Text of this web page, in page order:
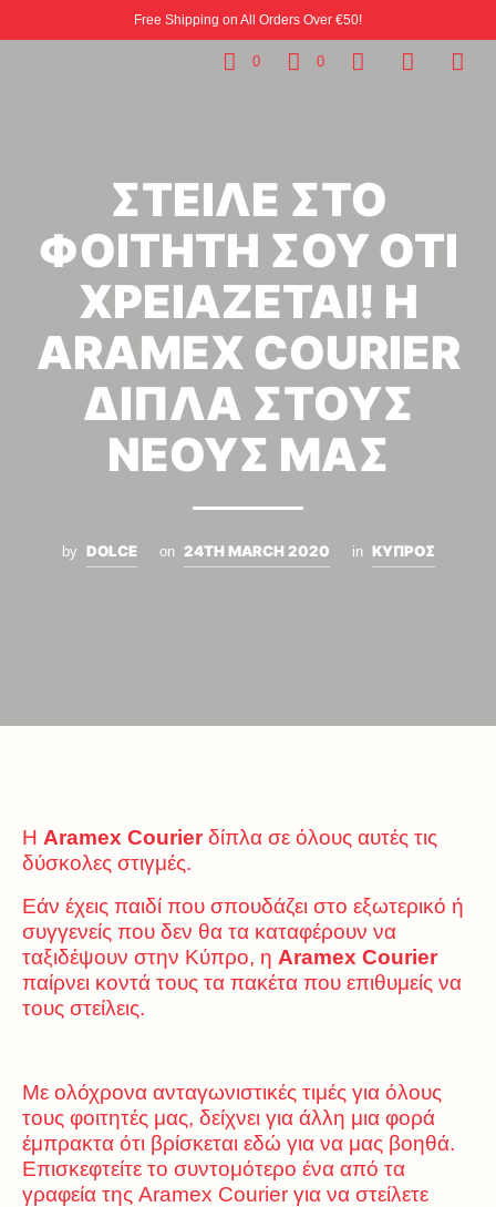
Free Shipping on All Orders Over €50!
0 0
ΣΤΕΙΛΕ ΣΤΟ
ΦΟΙΤΗΤΗ ΣΟΥ ΟΤΙ
ΧΡΕΙΑΖΕΤΑΙ! Η
ARAMEX COURIER
ΔΙΠΛΑ ΣΤΟΥΣ
ΝΕΟΥΣ ΜΑΣ
by DOLCE on 24TH MARCH 2020 in ΚΥΠΡΟΣ
Η Aramex Courier δίπλα σε όλους αυτές τις
δύσκολες στιγμές.
Εάν έχεις παιδί που σπουδάζει στο εξωτερικό ή
συγγενείς που δεν θα τα καταφέρουν να
ταξιδέψουν στην Κύπρο, η Aramex Courier
παίρνει κοντά τους τα πακέτα που επιθυμείς να
τους στείλεις.
Με ολόχρονα ανταγωνιστικές τιμές για όλους
τους φοιτητές μας, δείχνει για άλλη μια φορά
έμπρακτα ότι βρίσκεται εδώ για να μας βοηθά.
Επισκεφτείτε το συντομότερο ένα από τα
γραφεία της Aramex Courier για να στείλετε